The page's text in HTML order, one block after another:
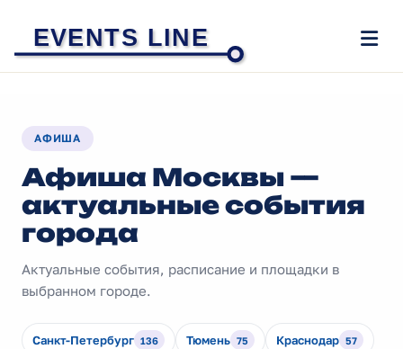
EVENTS LINE
АФИША
Афиша Москвы —
актуальные события
города
Актуальные события, расписание и площадки в
выбранном городе.
Санкт-Петербург 136 Тюмень 75 Краснодар 57